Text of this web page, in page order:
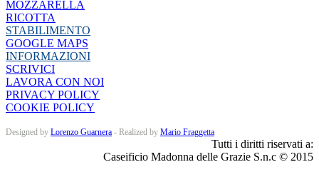
MOZZARELLA
RICOTTA
STABILIMENTO
GOOGLE MAPS
INFORMAZIONI
SCRIVICI
LAVORA CON NOI
PRIVACY POLICY
COOKIE POLICY
Designed by Lorenzo Guarnera - Realized by Mario Fraggetta
Tutti i diritti riservati a:
Caseificio Madonna delle Grazie S.n.c © 2015